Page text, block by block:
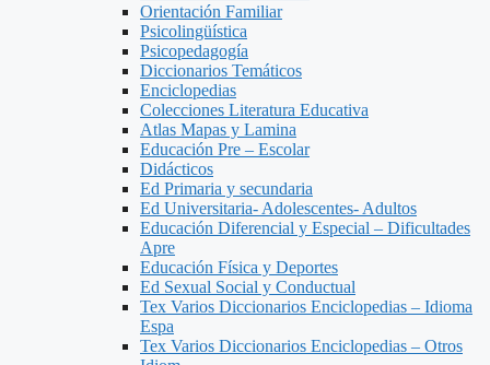
Orientación Familiar
Psicolingüística
Psicopedagogía
Diccionarios Temáticos
Enciclopedias
Colecciones Literatura Educativa
Atlas Mapas y Lamina
Educación Pre – Escolar
Didácticos
Ed Primaria y secundaria
Ed Universitaria- Adolescentes- Adultos
Educación Diferencial y Especial – Dificultades
Apre
Educación Física y Deportes
Ed Sexual Social y Conductual
Tex Varios Diccionarios Enciclopedias – Idioma
Espa
Tex Varios Diccionarios Enciclopedias – Otros